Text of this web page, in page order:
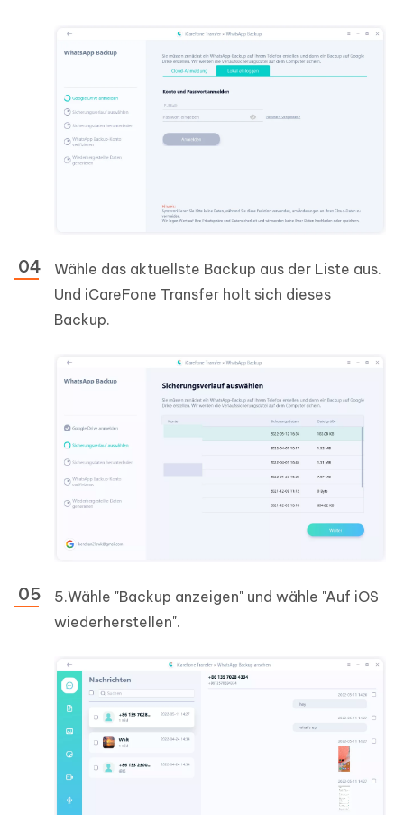
Wähle das aktuellste Backup aus der Liste aus.
Und iCareFone Transfer holt sich dieses
Backup.
5.Wähle "Backup anzeigen" und wähle "Auf iOS
wiederherstellen".